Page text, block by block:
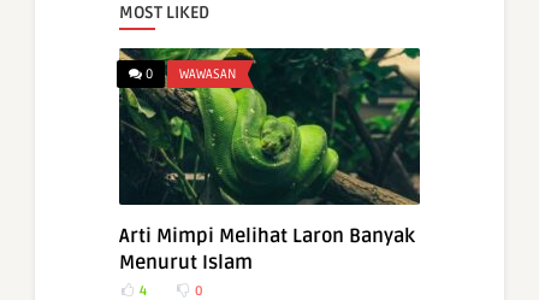
MOST LIKED
0 WAWASAN
Arti Mimpi Melihat Laron Banyak
Menurut Islam
4 0